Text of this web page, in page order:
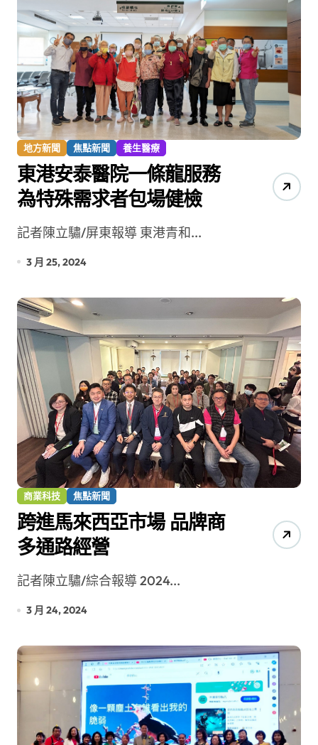
地方新聞 焦點新聞 養生醫療
東港安泰醫院一條龍服務
為特殊需求者包場健檢
記者陳立驌/屏東報導 東港青和...
3 月 25, 2024
商業科技 焦點新聞
跨進馬來西亞市場 品牌商
多通路經營
記者陳立驌/綜合報導 2024...
3 月 24, 2024